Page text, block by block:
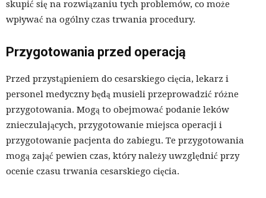
skupić się na rozwiązaniu tych problemów, co może
wpływać na ogólny czas trwania procedury.
Przygotowania przed operacją
Przed przystąpieniem do cesarskiego cięcia, lekarz i
personel medyczny będą musieli przeprowadzić różne
przygotowania. Mogą to obejmować podanie leków
znieczulających, przygotowanie miejsca operacji i
przygotowanie pacjenta do zabiegu. Te przygotowania
mogą zająć pewien czas, który należy uwzględnić przy
ocenie czasu trwania cesarskiego cięcia.